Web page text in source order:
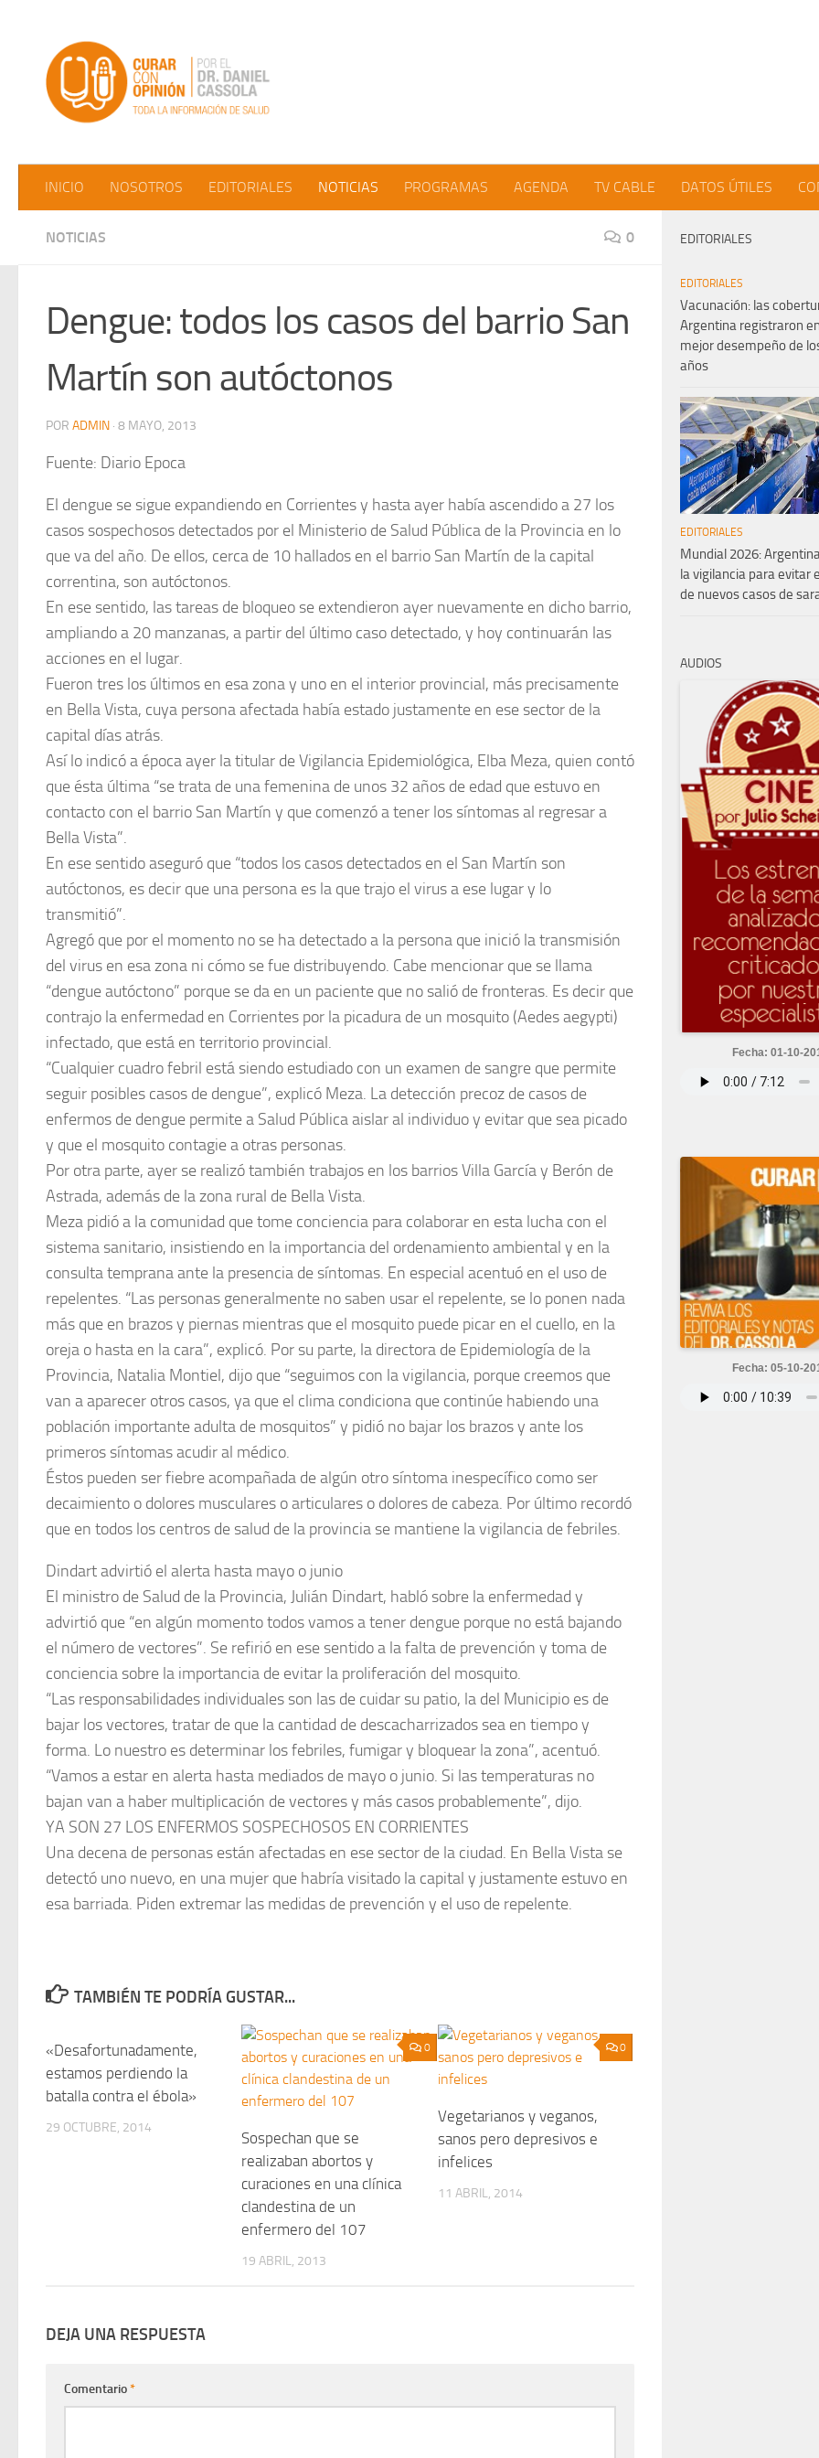
INICIO NOSOTROS EDITORIALES NOTICIAS PROGRAMAS AGENDA TV CABLE DATOS ÚTILES
NOTICIAS 0
Dengue: todos los casos del barrio San
Martín son autóctonos
POR ADMIN · 8 MAYO, 2013
Fuente: Diario Epoca
El dengue se sigue expandiendo en Corrientes y hasta ayer había ascendido a 27 los
casos sospechosos detectados por el Ministerio de Salud Pública de la Provincia en lo
que va del año. De ellos, cerca de 10 hallados en el barrio San Martín de la capital
correntina, son autóctonos.
En ese sentido, las tareas de bloqueo se extendieron ayer nuevamente en dicho barrio,
ampliando a 20 manzanas, a partir del último caso detectado, y hoy continuarán las
acciones en el lugar.
Fueron tres los últimos en esa zona y uno en el interior provincial, más precisamente
en Bella Vista, cuya persona afectada había estado justamente en ese sector de la
capital días atrás.
Así lo indicó a época ayer la titular de Vigilancia Epidemiológica, Elba Meza, quien contó
que ésta última “se trata de una femenina de unos 32 años de edad que estuvo en
contacto con el barrio San Martín y que comenzó a tener los síntomas al regresar a
Bella Vista”.
En ese sentido aseguró que “todos los casos detectados en el San Martín son
autóctonos, es decir que una persona es la que trajo el virus a ese lugar y lo
transmitió”.
Agregó que por el momento no se ha detectado a la persona que inició la transmisión
del virus en esa zona ni cómo se fue distribuyendo. Cabe mencionar que se llama
“dengue autóctono” porque se da en un paciente que no salió de fronteras. Es decir que
contrajo la enfermedad en Corrientes por la picadura de un mosquito (Aedes aegypti)
infectado, que está en territorio provincial.
“Cualquier cuadro febril está siendo estudiado con un examen de sangre que permite
seguir posibles casos de dengue”, explicó Meza. La detección precoz de casos de
enfermos de dengue permite a Salud Pública aislar al individuo y evitar que sea picado
y que el mosquito contagie a otras personas.
Por otra parte, ayer se realizó también trabajos en los barrios Villa García y Berón de
Astrada, además de la zona rural de Bella Vista.
Meza pidió a la comunidad que tome conciencia para colaborar en esta lucha con el
sistema sanitario, insistiendo en la importancia del ordenamiento ambiental y en la
consulta temprana ante la presencia de síntomas. En especial acentuó en el uso de
repelentes. “Las personas generalmente no saben usar el repelente, se lo ponen nada
más que en brazos y piernas mientras que el mosquito puede picar en el cuello, en la
oreja o hasta en la cara”, explicó. Por su parte, la directora de Epidemiología de la
Provincia, Natalia Montiel, dijo que “seguimos con la vigilancia, porque creemos que
van a aparecer otros casos, ya que el clima condiciona que continúe habiendo una
población importante adulta de mosquitos” y pidió no bajar los brazos y ante los
primeros síntomas acudir al médico.
Éstos pueden ser fiebre acompañada de algún otro síntoma inespecífico como ser
decaimiento o dolores musculares o articulares o dolores de cabeza. Por último recordó
que en todos los centros de salud de la provincia se mantiene la vigilancia de febriles.
Dindart advirtió el alerta hasta mayo o junio
El ministro de Salud de la Provincia, Julián Dindart, habló sobre la enfermedad y
advirtió que “en algún momento todos vamos a tener dengue porque no está bajando
el número de vectores”. Se refirió en ese sentido a la falta de prevención y toma de
conciencia sobre la importancia de evitar la proliferación del mosquito.
“Las responsabilidades individuales son las de cuidar su patio, la del Municipio es de
bajar los vectores, tratar de que la cantidad de descacharrizados sea en tiempo y
forma. Lo nuestro es determinar los febriles, fumigar y bloquear la zona”, acentuó.
“Vamos a estar en alerta hasta mediados de mayo o junio. Si las temperaturas no
bajan van a haber multiplicación de vectores y más casos probablemente”, dijo.
YA SON 27 LOS ENFERMOS SOSPECHOSOS EN CORRIENTES
Una decena de personas están afectadas en ese sector de la ciudad. En Bella Vista se
detectó uno nuevo, en una mujer que habría visitado la capital y justamente estuvo en
esa barriada. Piden extremar las medidas de prevención y el uso de repelente.
TAMBIÉN TE PODRÍA GUSTAR...
«Desafortunadamente,
estamos perdiendo la
batalla contra el ébola»
29 OCTUBRE, 2014
0
Sospechan que se
realizaban abortos y
curaciones en una clínica
clandestina de un
enfermero del 107
19 ABRIL, 2013
0
Vegetarianos y veganos,
sanos pero depresivos e
infelices
11 ABRIL, 2014
DEJA UNA RESPUESTA
Comentario*
EDITORIALES
EDITORIALES
Vacunación: las
Argentina registraron
mejor desempeño de
años
EDITORIALES
Mundial 2026:
la vigilancia para evitar
de nuevos casos de
AUDIOS
Fecha: 01-10-
Fecha: 05-10-